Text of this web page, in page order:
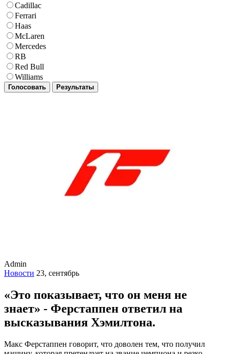
Cadillac
Ferrari
Haas
McLaren
Mercedes
RB
Red Bull
Williams
Голосовать Результаты
Admin
Новости 23, сентябрь
«Это показывает, что он меня не
знает» - Ферстаппен ответил на
высказывания Хэмилтона.
Макс Ферстаппен говорит, что доволен тем, что получил